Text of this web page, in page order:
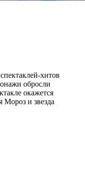
хитов
обросли
окажется
Мороз и звезда